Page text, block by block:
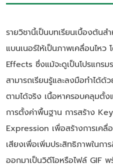
รายวิชานี้เป็นบทเรียนเบื้องต้นส
แบนเนอร์ให้เป็นภาพเคลื่อนไห
Effects ซึ่งแม้จะดูเป็นโปรแกร
สามารถเรียนรู้และลงมือทำได้ด้
ตามได้จริง เนื้อหาครอบคลุมตั้ง
การตั้งค่าพื้นฐาน การสร้าง
Expression เพื่อสร้างการเคลื่
เสียงเพื่อเพิ่มประสิทธิภาพในก
ออกมาเป็นวิดีโอหรือไฟล์ GIF